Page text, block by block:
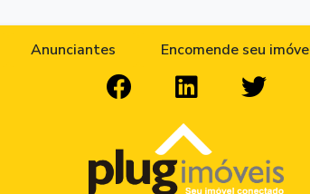
Anunciantes Encomende seu